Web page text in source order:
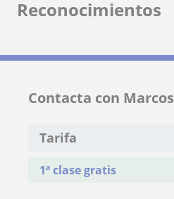
Reconocimientos
Contacta con Marcos
Tarifa
1ª clase gratis